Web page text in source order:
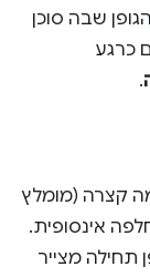
שבה סוכן
כרגע
.
קצרה (מומלץ
אינסופית.
תחילה מצייר